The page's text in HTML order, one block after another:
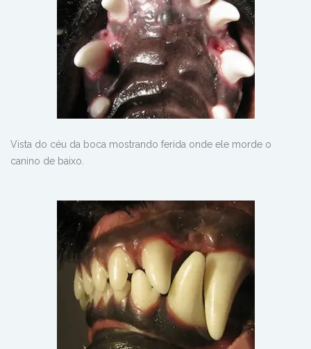
Vista do céu da boca mostrando ferida onde ele morde o
canino de baixo.